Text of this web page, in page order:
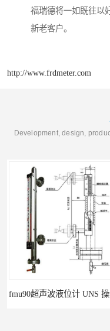
福瑞德将一如既往以
新老客户。
http://www.frdmeter.com
Development, design,